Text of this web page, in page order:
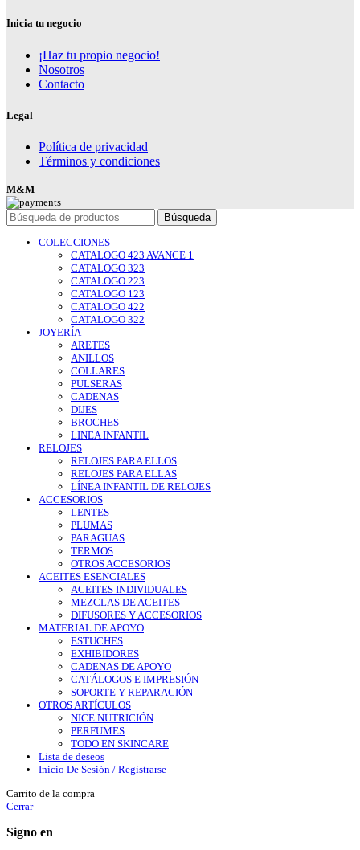
Inicia tu negocio
¡Haz tu propio negocio!
Nosotros
Contacto
Legal
Política de privacidad
Términos y condiciones
M&M
Búsqueda
COLECCIONES
CATALOGO 423 AVANCE 1
CATALOGO 323
CATALOGO 223
CATALOGO 123
CATALOGO 422
CATALOGO 322
JOYERÍA
ARETES
ANILLOS
COLLARES
PULSERAS
CADENAS
DIJES
BROCHES
LINEA INFANTIL
RELOJES
RELOJES PARA ELLOS
RELOJES PARA ELLAS
LÍNEA INFANTIL DE RELOJES
ACCESORIOS
LENTES
PLUMAS
PARAGUAS
TERMOS
OTROS ACCESORIOS
ACEITES ESENCIALES
ACEITES INDIVIDUALES
MEZCLAS DE ACEITES
DIFUSORES Y ACCESORIOS
MATERIAL DE APOYO
ESTUCHES
EXHIBIDORES
CADENAS DE APOYO
CATÁLOGOS E IMPRESIÓN
SOPORTE Y REPARACIÓN
OTROS ARTÍCULOS
NICE NUTRICIÓN
PERFUMES
TODO EN SKINCARE
Lista de deseos
Inicio De Sesión / Registrarse
Carrito de la compra
Cerrar
Signo en